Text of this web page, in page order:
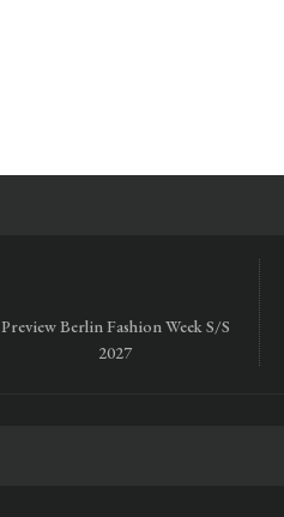
Preview Berlin Fashion Week S/S
2027